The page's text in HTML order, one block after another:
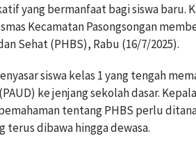
yang bermanfaat bagi siswa baru.
Kecamatan Pasongsongan
Sehat (PHBS), Rabu (16/7/2025).
siswa kelas 1 yang tengah
ke jenjang sekolah dasar.
tentang PHBS perlu
terus dibawa hingga dewasa.